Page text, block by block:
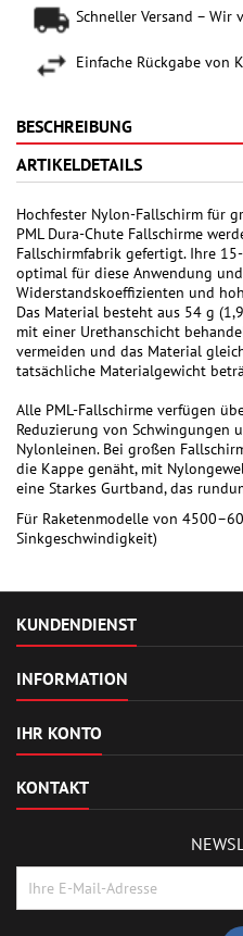
Schneller Versand – Wir
Einfache Rückgabe von
BESCHREIBUNG
ARTIKELDETAILS
Hochfester Nylon-Fallschirm für
PML Dura-Chute Fallschirme
Fallschirmfabrik gefertigt. Ihre
optimal für diese Anwendung
Widerstandskoeffizienten und
Das Material besteht aus 54 g
mit einer Urethanschicht
vermeiden und das Material
tatsächliche Materialgewicht
Alle PML-Fallschirme verfügen
Reduzierung von Schwingungen
Nylonleinen. Bei großen
die Kappe genäht, mit
eine Starkes Gurtband, das
Für Raketenmodelle von
Sinkgeschwindigkeit)
KUNDENDIENST
INFORMATION
IHR KONTO
KONTAKT